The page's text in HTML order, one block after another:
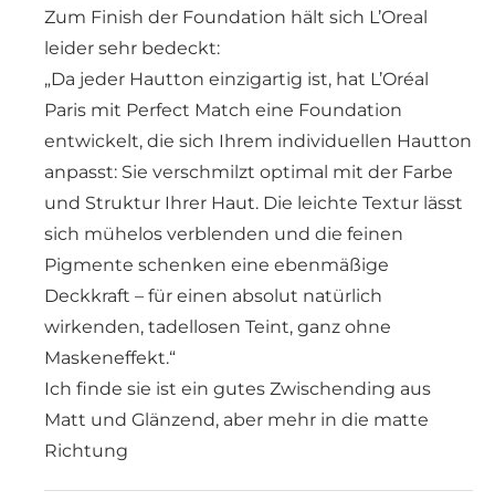
Zum Finish der Foundation hält sich L’Oreal
leider sehr bedeckt:
„Da jeder Hautton einzigartig ist, hat L’Oréal
Paris mit Perfect Match eine Foundation
entwickelt, die sich Ihrem individuellen Hautton
anpasst: Sie verschmilzt optimal mit der Farbe
und Struktur Ihrer Haut. Die leichte Textur lässt
sich mühelos verblenden und die feinen
Pigmente schenken eine ebenmäßige
Deckkraft – für einen absolut natürlich
wirkenden, tadellosen Teint, ganz ohne
Maskeneffekt.“
Ich finde sie ist ein gutes Zwischending aus
Matt und Glänzend, aber mehr in die matte
Richtung